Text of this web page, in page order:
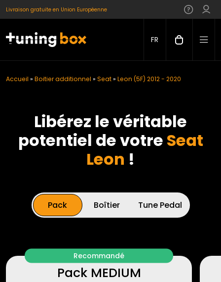
Livraison gratuite en Union Européenne
FR
Accueil » Boitier additionnel » Seat» Leon (5F) 2012 - 2020
Libérez le véritable
potentiel de votre Seat
Leon !
Pack Boîtier Tune Pedal
Recommandé
Pack MEDIUM